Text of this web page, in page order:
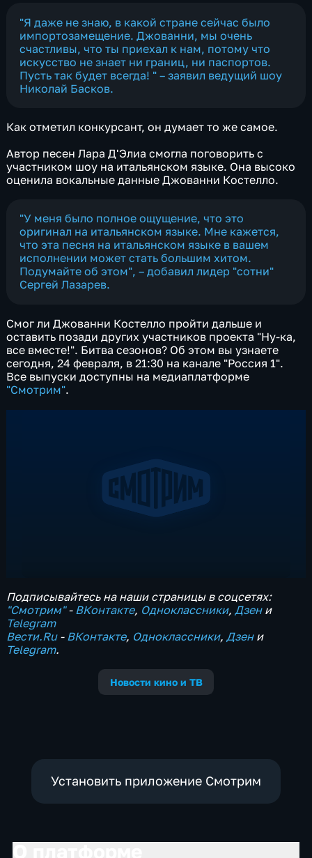
"Я даже не знаю, в какой стране сейчас было
импортозамещение. Джованни, мы очень
счастливы, что ты приехал к нам, потому что
искусство не знает ни границ, ни паспортов.
Пусть так будет всегда! " – заявил ведущий шоу
Николай Басков.
Как отметил конкурсант, он думает то же самое.
Автор песен Лара Д'Элиа смогла поговорить с
участником шоу на итальянском языке. Она высоко
оценила вокальные данные Джованни Костелло.
"У меня было полное ощущение, что это
оригинал на итальянском языке. Мне кажется,
что эта песня на итальянском языке в вашем
исполнении может стать большим хитом.
Подумайте об этом", – добавил лидер "сотни"
Сергей Лазарев.
Смог ли Джованни Костелло пройти дальше и
оставить позади других участников проекта "Ну-ка,
все вместе!". Битва сезонов? Об этом вы узнаете
сегодня, 24 февраля, в 21:30 на канале "Россия 1".
Все выпуски доступны на медиаплатформе
"Смотрим".
Подписывайтесь на наши страницы в соцсетях:
"Смотрим"‐ ВКонтакте, Одноклассники,Дзени
Telegram
Вести.Ru‐ ВКонтакте, Одноклассники,Дзени
Telegram.
Новости кино и ТВ
Установить приложение Смотрим